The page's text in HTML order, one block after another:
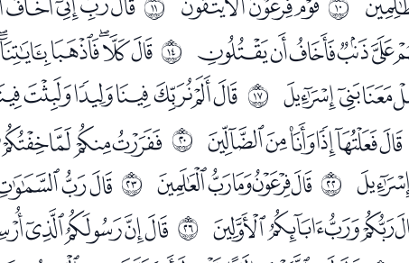
ﰍ
ﰐ
ﭑﭒﭓﭔﭕﭖ ﰓ
ﰕﭭﭮﭯﭰﭱ ﰖ
ﰙ